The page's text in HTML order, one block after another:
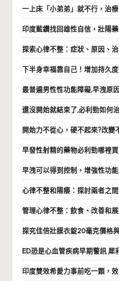
一上床「小弟弟」就不行，治
印度藍鑽找回雄性自信，壯陽
探索心律不整：症狀、原因、
下半身幸福靠自己！增加持久
最普遍男性性功能障礙,早洩原
還沒開始就結束了,必利勁如何
開始力不從心，硬不起來?改變
早發性射精的藥物必利勁哪裡買
早洩可以得到控制，增強性功
心律不整和陽痿：探討兩者之
管理心律不整：飲食、改善和
探究佳倍壯膜衣錠20毫克價格
ED恐是心血管疾病早期警訊 犀
印度雙效希愛力事前吃一顆，